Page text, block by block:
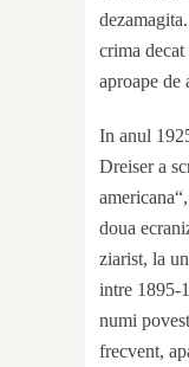
crima decat
aproape de
In anul
Dreiser a
doua
ziarist, la
intre 1895-
numi
frecvent,